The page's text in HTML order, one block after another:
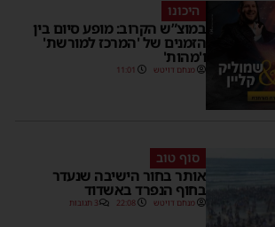
היכונו
במוצ”ש הקרוב: מופע סיום בין
הזמנים של 'המרכז למורשת'
ו'מהות'
מנחם דויטש 11:01
סוף טוב
אותר בחור הישיבה שנעדר
בחוף הנפרד באשדוד
מנחם דויטש 22:08 3 תגובות